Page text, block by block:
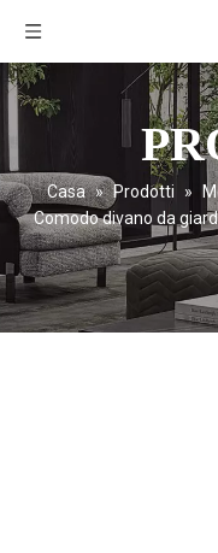
Casa » Prodotti »
Comodo divano da